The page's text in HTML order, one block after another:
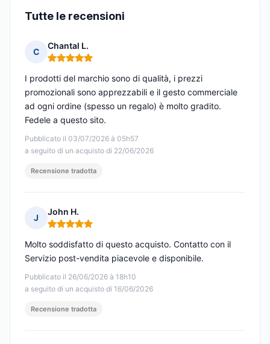
Tutte le recensioni
C
Chantal L.
Nota: 5 su 5
Pubblicato il 03/07/2026 à 05h57
a seguito di un acquisto di 22/06/2026
I prodotti del marchio sono di qualità, i prezzi
promozionali sono apprezzabili e il gesto commerciale
ad ogni ordine (spesso un regalo) è molto gradito.
Fedele a questo sito.
Recensione tradotta
J
John H.
Nota: 5 su 5
Pubblicato il 26/06/2026 à 18h10
a seguito di un acquisto di 16/06/2026
Molto soddisfatto di questo acquisto. Contatto con il
Servizio post-vendita piacevole e disponibile.
Recensione tradotta